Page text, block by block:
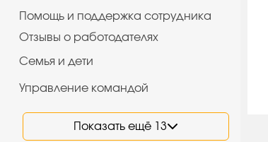
Помощь и поддержка сотрудника
Отзывы о работодателях
Семья и дети
Управление командой
Показать ещё 13